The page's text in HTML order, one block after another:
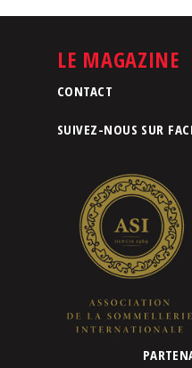
LE MAGAZINE
CONTACT
SUIVEZ-NOUS SUR